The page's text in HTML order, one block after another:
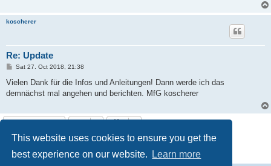
This website uses cookies to ensure you get the
best experience on our website.
Learn more
koscherer
Re: Update
P
s
Sat 27. Oct 2018, 21:38
Vielen Dank für die Infos und Anleitungen! Dann werde ich das
demnächst mal angehen und berichten. MfG koscherer
Post Reply
3 posts • Page1of1